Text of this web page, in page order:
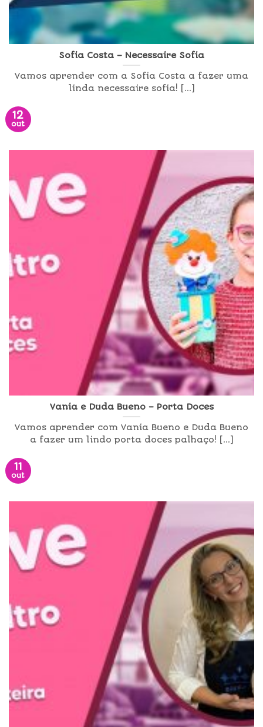
Sofia Costa – Necessaire Sofia
Vamos aprender com a Sofia Costa a fazer uma
linda necessaire sofia! [...]
12
out
Vania e Duda Bueno – Porta Doces
Vamos aprender com Vania Bueno e Duda Bueno
a fazer um lindo porta doces palhaço! [...]
11
out